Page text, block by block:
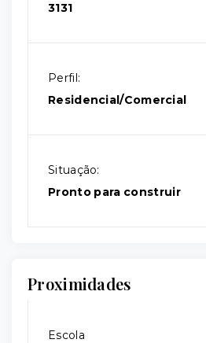
3131
Perfil:
Residencial/Comercial
Situação:
Pronto para construir
Proximidades
Escola